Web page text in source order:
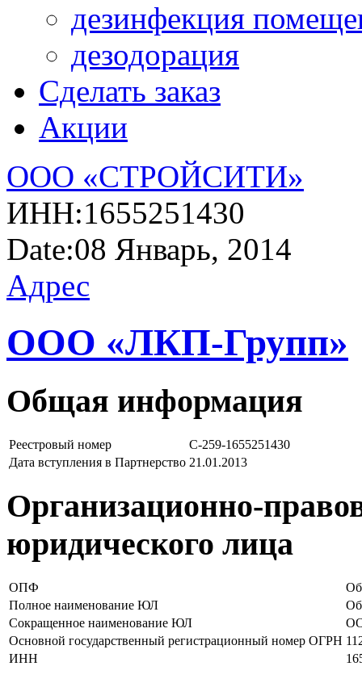
дезинфекция
дезодорация
Сделать заказ
Акции
ООО «СТРОЙСИТИ»
ИНН:1655251430
Date:08 Январь, 2014
Адрес
ООО «ЛКП-Групп»
Общая информация
Реестровый номер
С-259-1655251430
Дата вступления в Партнерство 21.01.2013
Организационно-
юридического лица
ОПФ
Полное наименование ЮЛ
Сокращенное наименование ЮЛ
Основной государственный регистрационный номер ОГРН
ИНН